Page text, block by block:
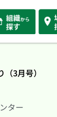
3月号）
ター